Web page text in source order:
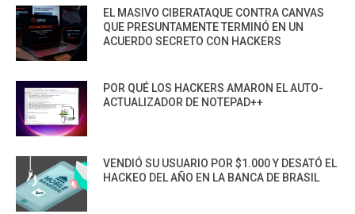
EL MASIVO CIBERATAQUE CONTRA CANVAS
QUE PRESUNTAMENTE TERMINÓ EN UN
ACUERDO SECRETO CON HACKERS
POR QUÉ LOS HACKERS AMARON EL AUTO-
ACTUALIZADOR DE NOTEPAD++
VENDIÓ SU USUARIO POR $1.000 Y DESATÓ EL
HACKEO DEL AÑO EN LA BANCA DE BRASIL